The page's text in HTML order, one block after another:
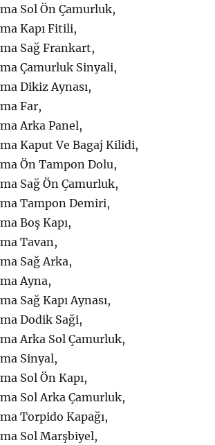
Sol Ön Çamurluk,
Kapı Fitili,
Sağ Frankart,
Çamurluk Sinyali,
Dikiz Aynası,
Far,
Arka Panel,
Kaput Ve Bagaj Kilidi,
Ön Tampon Dolu,
Sağ Ön Çamurluk,
Tampon Demiri,
Boş Kapı,
Tavan,
Sağ Arka,
Ayna,
Sağ Kapı Aynası,
Dodik Saği,
Arka Sol Çamurluk,
Sinyal,
Sol Ön Kapı,
Sol Arka Çamurluk,
Torpido Kapağı,
Sol Marşbiyel,